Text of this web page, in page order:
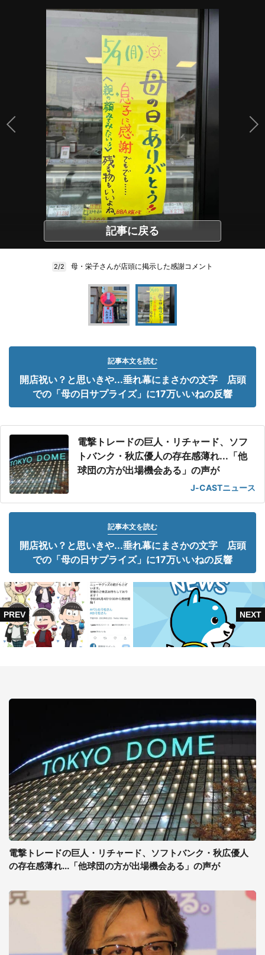
記事に戻る
2/2 母・栄子さんが店頭に掲示した感謝コメント
記事本文を読む
開店祝い？と思いきや...垂れ幕にまさかの文字 店頭
での「母の日サプライズ」に17万いいねの反響
電撃トレードの巨人・リチャード、ソフ
トバンク・秋広優人の存在感薄れ...「他
球団の方が出場機会ある」の声が
J-CASTニュース
記事本文を読む
開店祝い？と思いきや...垂れ幕にまさかの文字 店頭
での「母の日サプライズ」に17万いいねの反響
電撃トレードの巨人・リチャード、ソフトバンク・秋広優人
の存在感薄れ...「他球団の方が出場機会ある」の声が